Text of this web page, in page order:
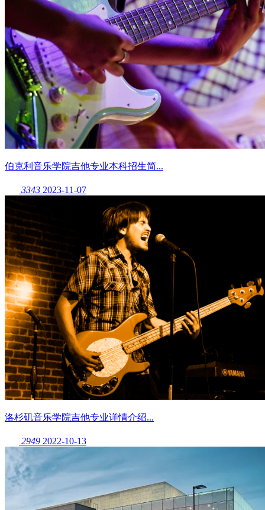
伯克利音乐学院吉他专业本科招生简...
3343 2023-11-07
洛杉矶音乐学院吉他专业详情介绍...
2949 2022-10-13